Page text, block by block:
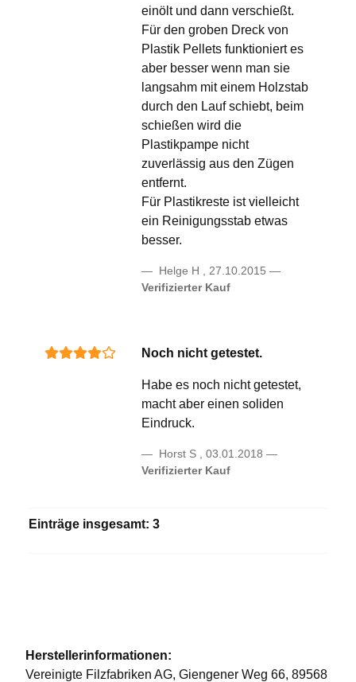
einölt und dann verschießt.
Für den groben Dreck von
Plastik Pellets funktioniert es
aber besser wenn man sie
langsahm mit einem Holzstab
durch den Lauf schiebt, beim
schießen wird die
Plastikpampe nicht
zuverlässig aus den Zügen
entfernt.
Für Plastikreste ist vielleicht
ein Reinigungsstab etwas
besser.
Helge H , 27.10.2015
Verifizierter Kauf
Noch nicht getestet.
Habe es noch nicht getestet,
macht aber einen soliden
Eindruck.
Horst S , 03.01.2018
Verifizierter Kauf
Einträge insgesamt: 3
Herstellerinformationen:
Vereinigte Filzfabriken AG, Giengener Weg 66, 89568